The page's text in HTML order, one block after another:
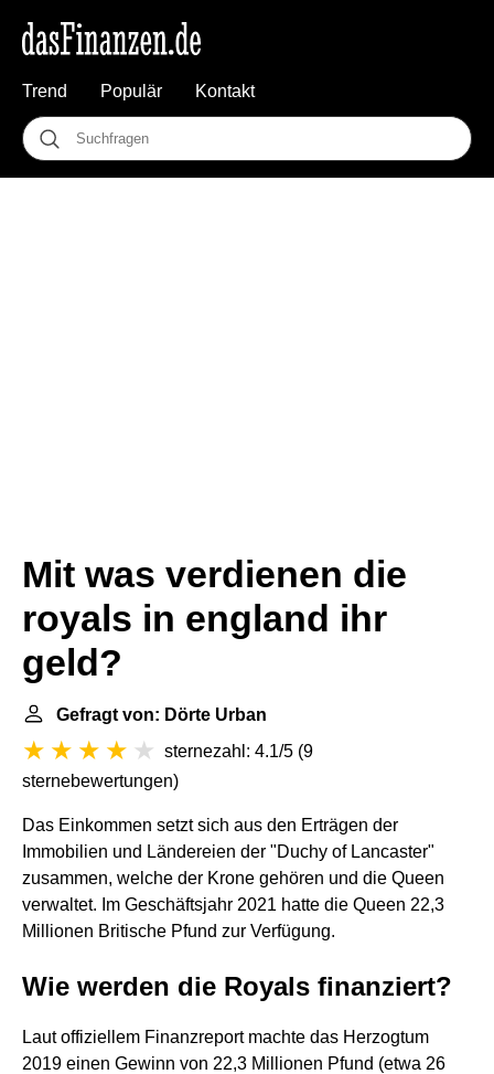
Trend Populär Kontakt
Mit was verdienen die
royals in england ihr
geld?
Gefragt von: Dörte Urban
sternezahl: 4.1/5 (9
sternebewertungen)
Das Einkommen setzt sich aus den Erträgen der
Immobilien und Ländereien der "Duchy of Lancaster"
zusammen, welche der Krone gehören und die Queen
verwaltet. Im Geschäftsjahr 2021 hatte die Queen 22,3
Millionen Britische Pfund zur Verfügung.
Wie werden die Royals finanziert?
Laut offiziellem Finanzreport machte das Herzogtum
2019 einen Gewinn von 22,3 Millionen Pfund (etwa 26